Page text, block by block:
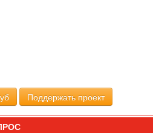
Поддержать проект